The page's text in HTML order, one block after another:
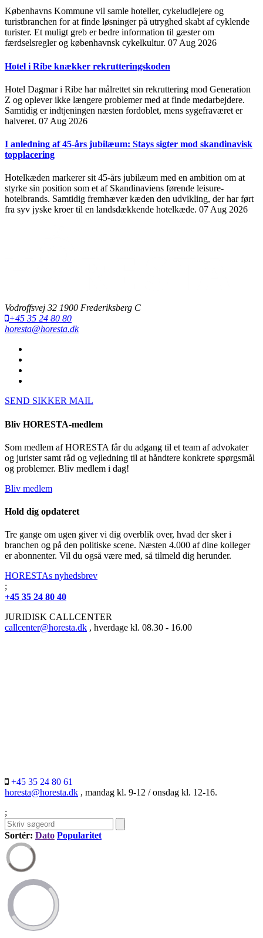
Københavns Kommune vil samle hoteller, cykeludlejere og
turistbranchen for at finde løsninger på utryghed skabt af cyklende
turister. Et muligt greb er bedre information til gæster om
færdselsregler og københavnsk cykelkultur. 07 Aug 2026
Hotel i Ribe knækker rekrutteringskoden
Hotel Dagmar i Ribe har målrettet sin rekruttering mod Generation
Z og oplever ikke længere problemer med at finde medarbejdere.
Samtidig er indtjeningen næsten fordoblet, mens sygefraværet er
halveret. 07 Aug 2026
I anledning af 45-års jubilæum: Stays sigter mod skandinavisk
topplacering
Hotelkæden markerer sit 45-års jubilæum med en ambition om at
styrke sin position som et af Skandinaviens førende leisure-
hotelbrands. Samtidig fremhæver kæden den udvikling, der har ført
fra syv jyske kroer til en landsdækkende hotelkæde. 07 Aug 2026
Vodroffsvej 32 1900 Frederiksberg C
+45 35 24 80 80
horesta@horesta.dk
SEND SIKKER MAIL
Bliv HORESTA-medlem
Som medlem af HORESTA får du adgang til et team af advokater
og jurister samt råd og vejledning til at håndtere konkrete spørgsmål
og problemer. Bliv medlem i dag!
Bliv medlem
Hold dig opdateret
Tre gange om ugen giver vi dig overblik over, hvad der sker i
branchen og på den politiske scene. Næsten 4.000 af dine kolleger
er abonnenter. Vil du også være med, så tilmeld dig herunder.
HORESTAs nyhedsbrev
;
+45 35 24 80 40
JURIDISK CALLCENTER
callcenter@horesta.dk , hverdage kl. 08.30 - 16.00
+45 35 24 80 61
horesta@horesta.dk , mandag kl. 9-12 / onsdag kl. 12-16.
;
Sortér: Dato Popularitet